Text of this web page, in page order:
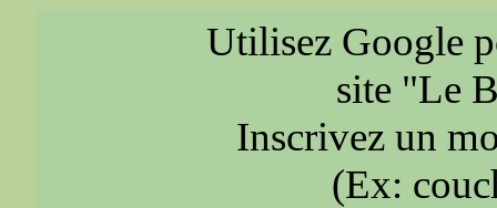
Utilisez Google
site "Le
Inscrivez un
(Ex: